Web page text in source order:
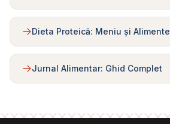
Dieta Proteică: Meniu și Alimente
Jurnal Alimentar: Ghid Complet